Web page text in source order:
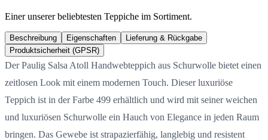
Einer unserer beliebtesten Teppiche im Sortiment.
Beschreibung Eigenschaften
Lieferung & Rückgabe
Produktsicherheit (GPSR)
Der Paulig Salsa Atoll Handwebteppich aus Schurwolle bietet einen
zeitlosen Look mit einem modernen Touch. Dieser luxuriöse
Teppich ist in der Farbe 499 erhältlich und wird mit seiner weichen
und luxuriösen Schurwolle ein Hauch von Elegance in jeden Raum
bringen. Das Gewebe ist strapazierfähig, langlebig und resistent